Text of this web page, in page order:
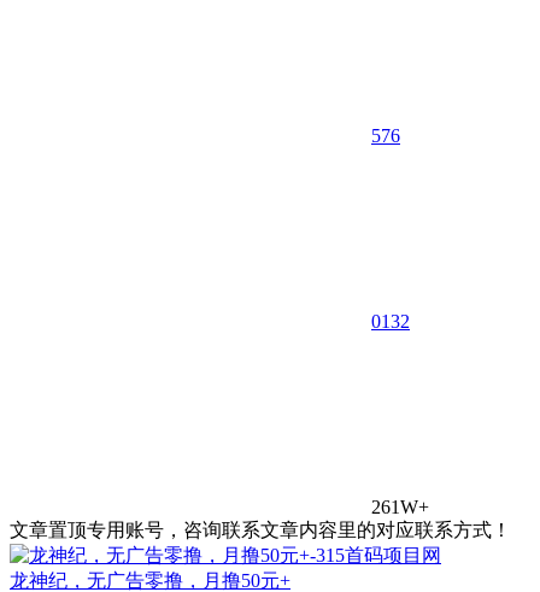
576
0132
261W+
文章置顶专用账号，咨询联系文章内容里的对应联系方式！
龙神纪，无广告零撸，月撸50元+